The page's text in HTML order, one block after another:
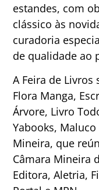
estandes, com
clássico às
curadoria
de qualidade ao
A Feira de
Flora Manga,
Árvore, Livro
Yabooks,
Mineira, que
Câmara Mineira
Editora, Aletria,